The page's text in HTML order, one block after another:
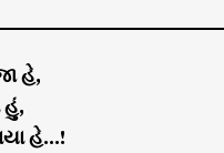
હે,
હું,
હે…!